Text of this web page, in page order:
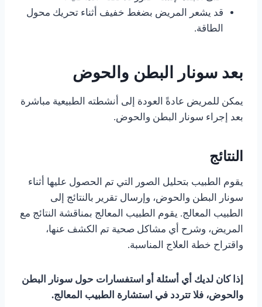
قد يشعر المريض بضغط خفيف أثناء تحريك محول
الطاقة.
بعد سونار البطن والحوض
يمكن للمريض عادةً العودة إلى أنشطته الطبيعية مباشرة
بعد إجراء سونار البطن والحوض.
النتائج
يقوم الطبيب بتحليل الصور التي تم الحصول عليها أثناء
سونار البطن والحوض، وإرسال تقرير بالنتائج إلى
الطبيب المعالج. يقوم الطبيب المعالج بمناقشة النتائج مع
المريض، وشرح أي مشاكل صحية تم الكشف عنها،
واقتراح خطة العلاج المناسبة.
إذا كان لديك أي أسئلة أو استفسارات حول سونار البطن
والحوض، فلا تتردد في استشارة الطبيب المعالج.